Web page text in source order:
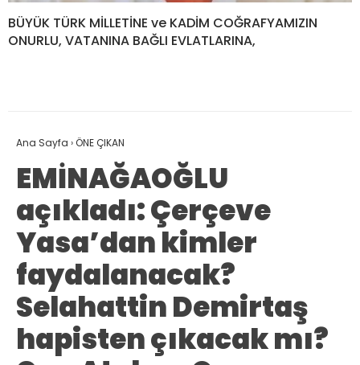
BÜYÜK TÜRK MİLLETİNE ve KADİM COĞRAFYAMIZIN
ONURLU, VATANINA BAĞLI EVLATLARINA,
Ana Sayfa ›ÖNE ÇIKAN
EMİNAĞAOĞLU
açıkladı: Çerçeve
Yasa’dan kimler
faydalanacak?
Selahattin Demirtaş
hapisten çıkacak mı?